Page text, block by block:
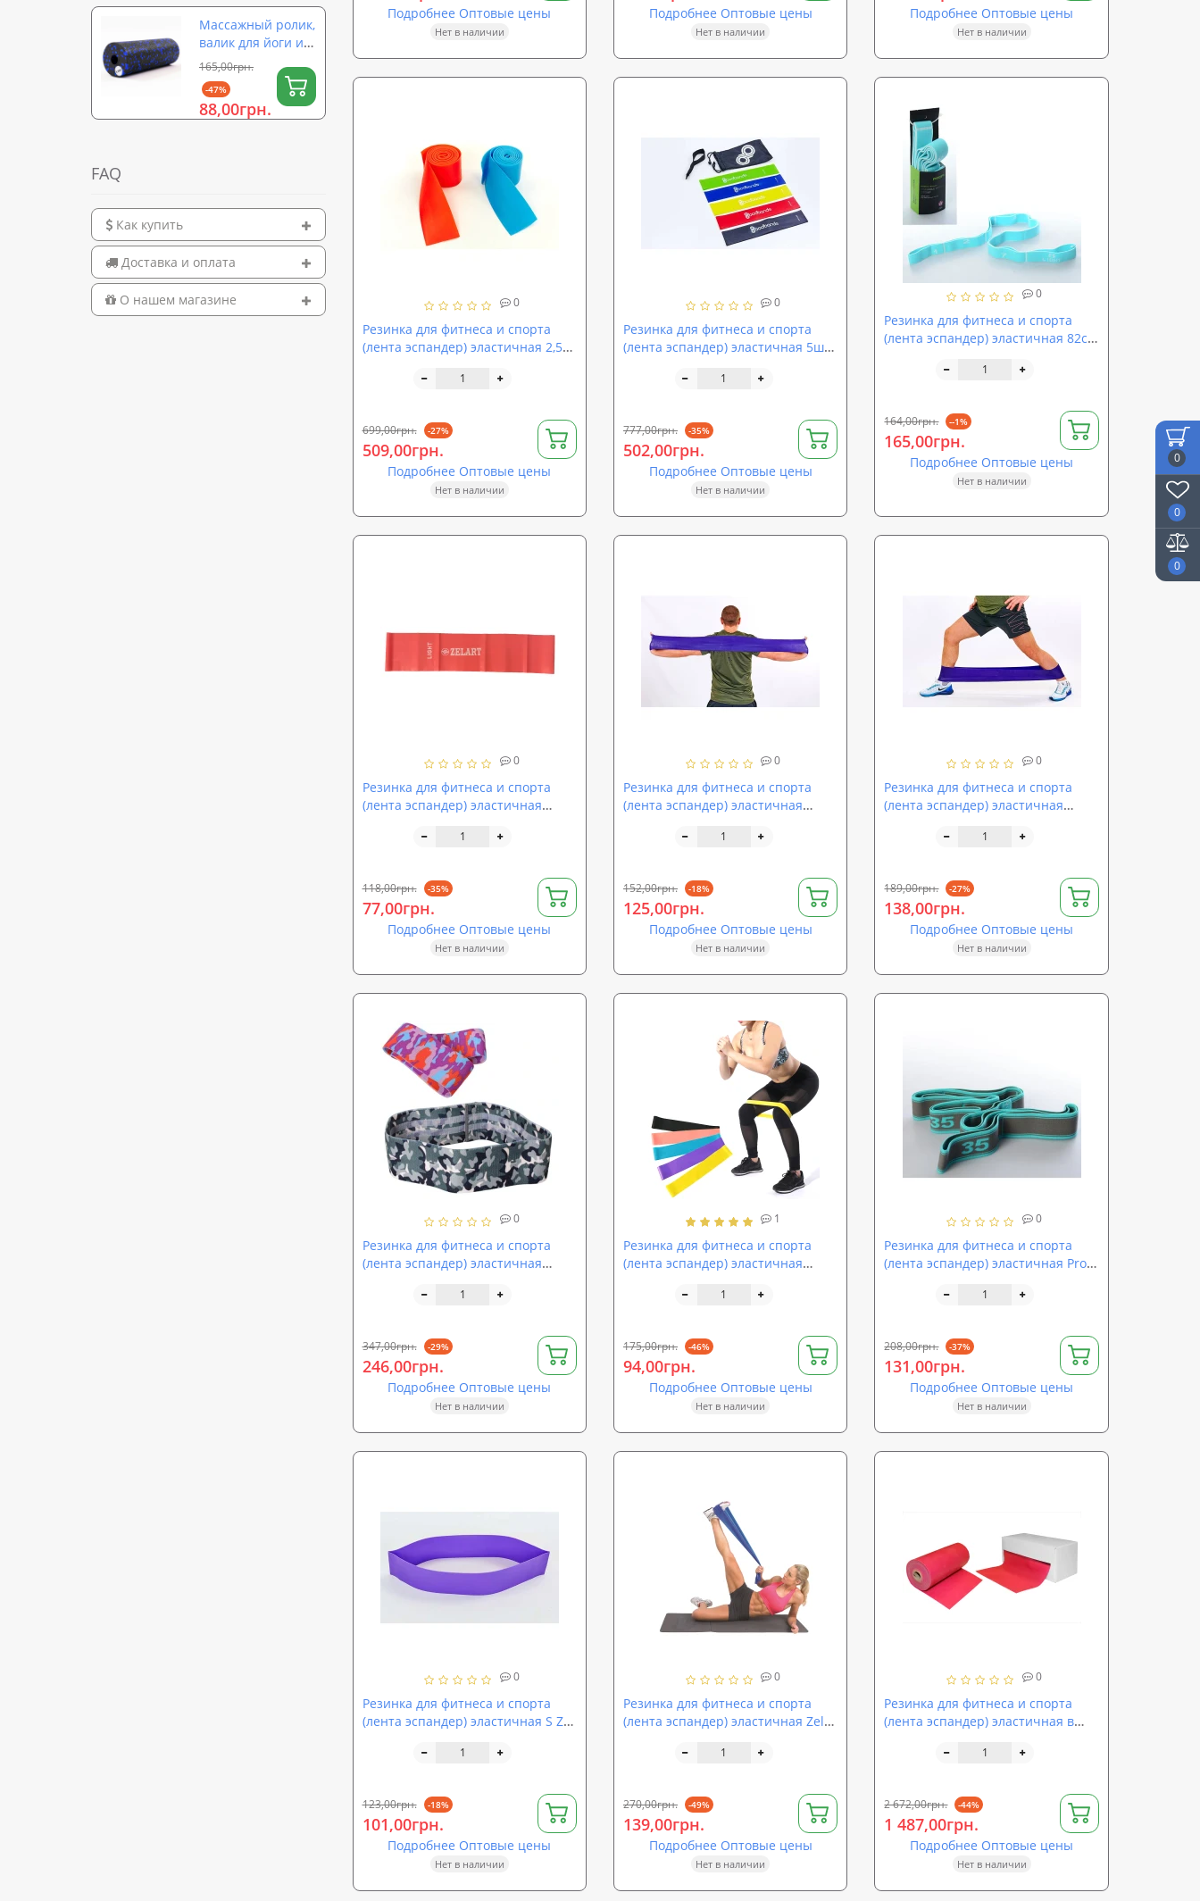
0
0
0
Массажный ролик,
валик для йоги и
массажа спины
EPP (массажер для
спины, шеи, ног)
OSPORT 15х5см
165,00грн.
-47%
88,00грн.
FAQ
Как купить
Доставка и оплата
О нашем магазине
Подробнее Оптовые цены
Нет в наличии
Подробнее Оптовые цены
Нет в наличии
Подробнее Оптовые цены
Нет в наличии
0
Резинка для фитнеса и спорта
(лента эспандер) эластичная 2,5м
699,00грн. -27%
509,00грн.
Подробнее Оптовые цены
Нет в наличии
0
Резинка для фитнеса и спорта
(лента эспандер) эластичная 5шт.
777,00грн. -35%
502,00грн.
Подробнее Оптовые цены
Нет в наличии
0
Резинка для фитнеса и спорта
(лента эспандер) эластичная 82см
164,00грн. --1%
165,00грн.
Подробнее Оптовые цены
Нет в наличии
0
Резинка для фитнеса и спорта
(лента эспандер) эластичная
118,00грн. -35%
77,00грн.
Подробнее Оптовые цены
Нет в наличии
0
Резинка для фитнеса и спорта
(лента эспандер) эластичная
152,00грн. -18%
125,00грн.
Подробнее Оптовые цены
Нет в наличии
0
Резинка для фитнеса и спорта
(лента эспандер) эластичная
189,00грн. -27%
138,00грн.
Подробнее Оптовые цены
Нет в наличии
0
Резинка для фитнеса и спорта
(лента эспандер) эластичная
347,00грн. -29%
246,00грн.
Подробнее Оптовые цены
Нет в наличии
1
Резинка для фитнеса и спорта
(лента эспандер) эластичная
175,00грн. -46%
94,00грн.
Подробнее Оптовые цены
Нет в наличии
0
Резинка для фитнеса и спорта
(лента эспандер) эластичная Profi
208,00грн. -37%
131,00грн.
Подробнее Оптовые цены
Нет в наличии
0
Резинка для фитнеса и спорта
(лента эспандер) эластичная S Zel
123,00грн. -18%
101,00грн.
Подробнее Оптовые цены
Нет в наличии
0
Резинка для фитнеса и спорта
(лента эспандер) эластичная Zel
270,00грн. -49%
139,00грн.
Подробнее Оптовые цены
Нет в наличии
0
Резинка для фитнеса и спорта
(лента эспандер) эластичная в
2 672,00грн. -44%
1 487,00грн.
Подробнее Оптовые цены
Нет в наличии